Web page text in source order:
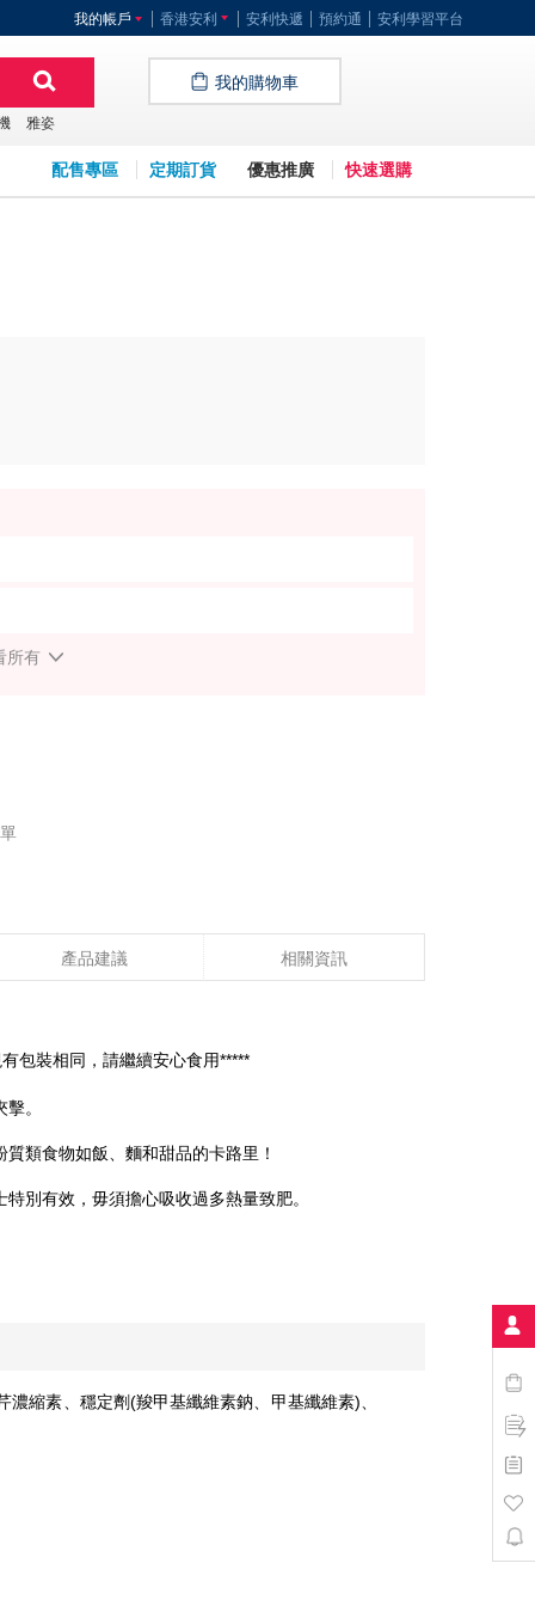
香港安利 安利快遞 預約通 安利學習平台
我的帳戶
雅姿
我的購物車
配售專區 定期訂貨 優惠推廣 快速選購
所有
產品建議 相關資訊
包裝相同，請繼續安心食用*****
。
類食物如飯、麵和甜品的卡路里！
別有效，毋須擔心吸收過多熱量致肥。
縮素、穩定劑(羧甲基纖維素鈉、甲基纖維素)、